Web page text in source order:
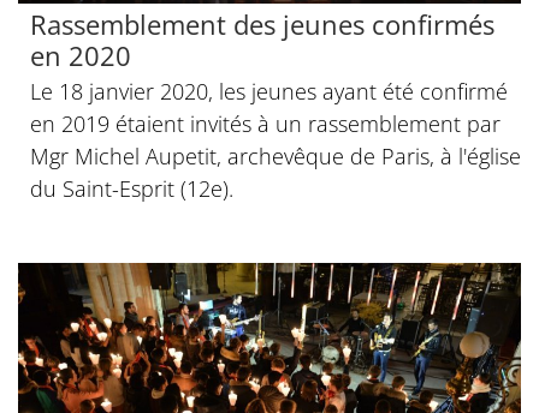
Rassemblement des jeunes confirmés
en 2020
Le 18 janvier 2020, les jeunes ayant été confirmé
en 2019 étaient invités à un rassemblement par
Mgr Michel Aupetit, archevêque de Paris, à l'église
du Saint-Esprit (12e).